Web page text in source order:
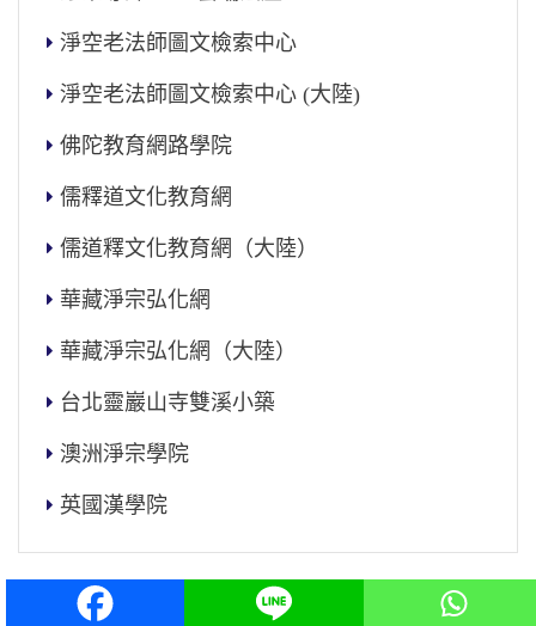
淨空老法師圖文檢索中心
淨空老法師圖文檢索中心 (大陸)
佛陀教育網路學院
儒釋道文化教育網
儒道釋文化教育網（大陸）
華藏淨宗弘化網
華藏淨宗弘化網（大陸）
台北靈巖山寺雙溪小築
澳洲淨宗學院
英國漢學院